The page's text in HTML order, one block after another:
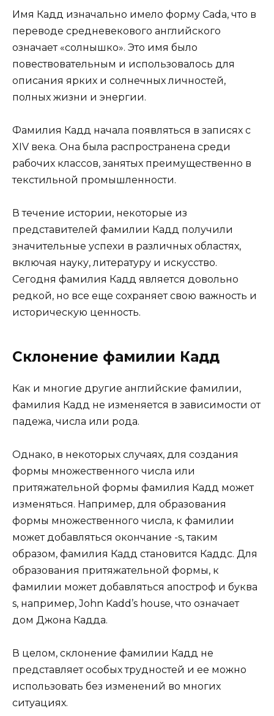
Имя Кадд изначально имело форму Cada, что в
переводе средневекового английского
означает «солнышко». Это имя было
повествовательным и использовалось для
описания ярких и солнечных личностей,
полных жизни и энергии.
Фамилия Кадд начала появляться в записях с
XIV века. Она была распространена среди
рабочих классов, занятых преимущественно в
текстильной промышленности.
В течение истории, некоторые из
представителей фамилии Кадд получили
значительные успехи в различных областях,
включая науку, литературу и искусство.
Сегодня фамилия Кадд является довольно
редкой, но все еще сохраняет свою важность и
историческую ценность.
Склонение фамилии Кадд
Как и многие другие английские фамилии,
фамилия Кадд не изменяется в зависимости от
падежа, числа или рода.
Однако, в некоторых случаях, для создания
формы множественного числа или
притяжательной формы фамилия Кадд может
изменяться. Например, для образования
формы множественного числа, к фамилии
может добавляться окончание -s, таким
образом, фамилия Кадд становится Каддс. Для
образования притяжательной формы, к
фамилии может добавляться апостроф и буква
s, например, John Kadd’s house, что означает
дом Джона Кадда.
В целом, склонение фамилии Кадд не
представляет особых трудностей и ее можно
использовать без изменений во многих
ситуациях.